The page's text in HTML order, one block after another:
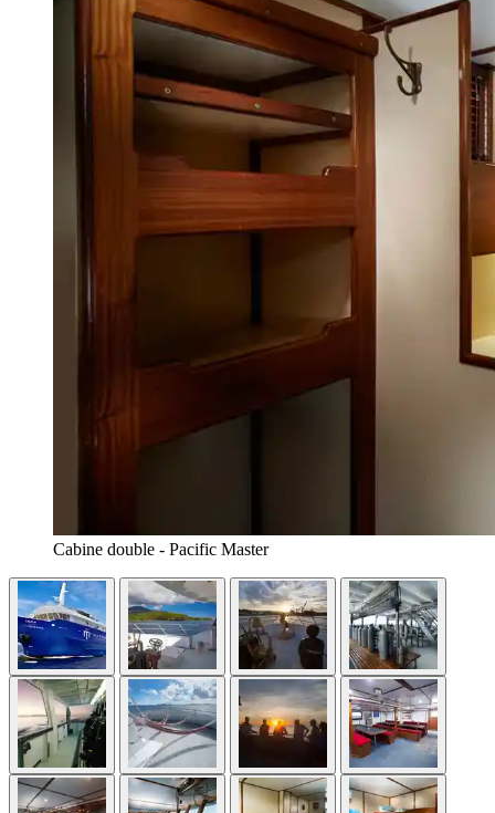
Cabine double - Pacific Master